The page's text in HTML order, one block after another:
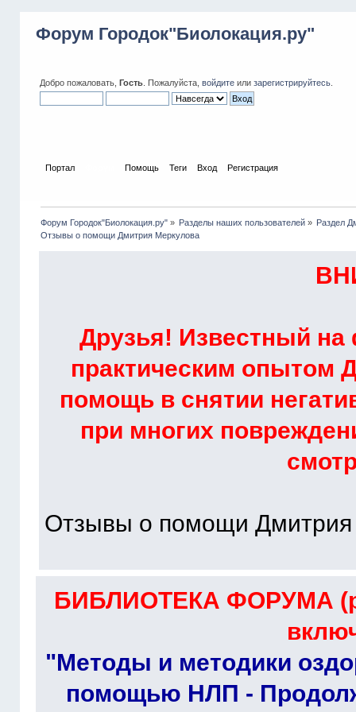
Форум Городок"Биолокация.ру"
Добро пожаловать, Гость. Пожалуйста, войдитеили зарегистрируйтесь.
Портал Помощь Теги Вход Регистрация
Форум Городок"Биолокация.ру"» Разделы наших пользователей » Раздел
Отзывы о помощи Дмитрия Меркулова
Друзья! Известный
практическим опытом
помощь в снятии
при многих
Отзывы о помощи Дмитрия
БИБЛИОТЕКА ФОРУМА
"Методы и методики
помощью НЛП -